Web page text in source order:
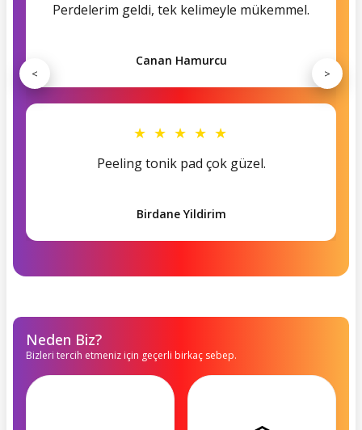
Perdelerim geldi, tek kelimeyle mükemmel.
Canan Hamurcu
★ ★ ★ ★ ★
Peeling tonik pad çok güzel.
Birdane Yildirim
< >
Neden Biz?
Bizleri tercih etmeniz için geçerli birkaç sebep.